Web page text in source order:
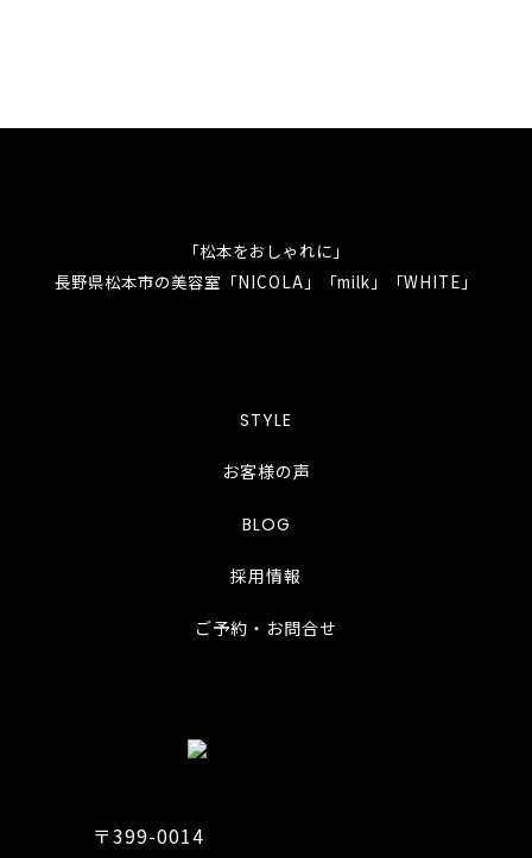
「松本をおしゃれに」
長野県松本市の美容室「NICOLA」「milk」「WHITE」
STYLE
お客様の声
BLOG
採用情報
ご予約・お問合せ
〒399-0014